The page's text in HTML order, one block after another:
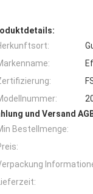
und Versand
Bestellmenge: